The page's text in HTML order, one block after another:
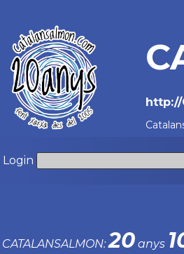
http://
Login
CATALANSALMON:20 anys